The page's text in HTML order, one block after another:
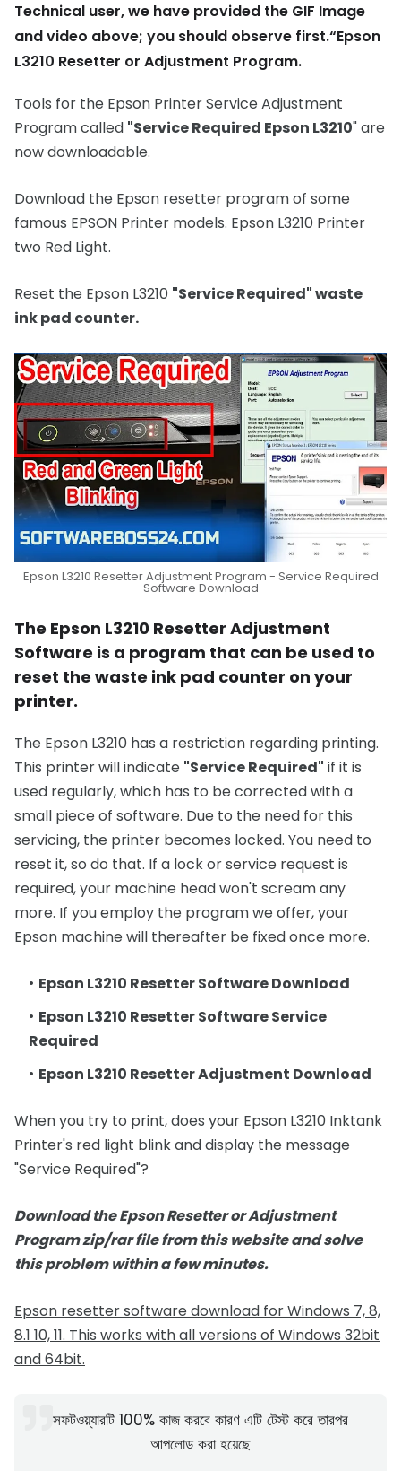
Technical user, we have provided the GIF Image
and video above; you should observe first.“Epson
L3210 Resetter or Adjustment Program.
Tools for the Epson Printer Service Adjustment
Program called "Service Required Epson L3210" are
now downloadable.
Download the Epson resetter program of some
famous EPSON Printer models. Epson L3210 Printer
two Red Light.
Reset the Epson L3210 "Service Required" waste
ink pad counter.
Epson L3210 Resetter Adjustment Program - Service Required
Software Download
The Epson L3210 Resetter Adjustment
Software is a program that can be used to
reset the waste ink pad counter on your
printer.
The Epson L3210 has a restriction regarding printing.
This printer will indicate "Service Required" if it is
used regularly, which has to be corrected with a
small piece of software. Due to the need for this
servicing, the printer becomes locked. You need to
reset it, so do that. If a lock or service request is
required, your machine head won't scream any
more. If you employ the program we offer, your
Epson machine will thereafter be fixed once more.
Epson L3210 Resetter Software Download
Epson L3210 Resetter Software Service
Required
Epson L3210 Resetter Adjustment Download
When you try to print, does your Epson L3210 Inktank
Printer's red light blink and display the message
"Service Required"?
Download the Epson Resetter or Adjustment
Program zip/rar file from this website and solve
this problem within a few minutes.
Epson resetter software download for Windows 7, 8,
8.1 10, 11. This works with all versions of Windows 32bit
and 64bit.
সফটওয়্যারটি 100% কাজ করবে কারণ এটি টেস্ট করে তারপর
আপলোড করা হয়েছে